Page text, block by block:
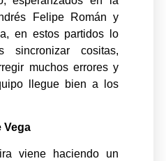
Felipe Román y
en estos partidos lo
sincronizar cositas,
muchos errores y
llegue bien a los
Vega
viene haciendo un